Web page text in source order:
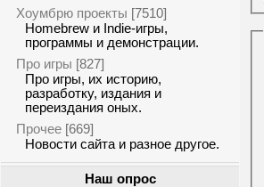
Хоумбрю проекты [7510]
Homebrew и Indie-игры,
программы и демонстрации.
Про игры [827]
Про игры, их историю,
разработку, издания и
переиздания оных.
Прочее [669]
Новости сайта и разное другое.
Наш опрос